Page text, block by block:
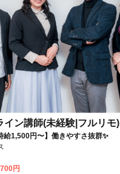
イン講師(未経験|フルリモ)
給1,500円〜】働きやすさ抜群✨
円